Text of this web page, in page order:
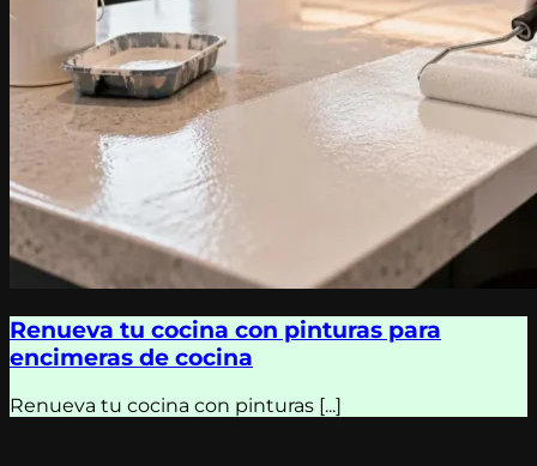
Renueva tu cocina con pinturas para
encimeras de cocina
Renueva tu cocina con pinturas [...]